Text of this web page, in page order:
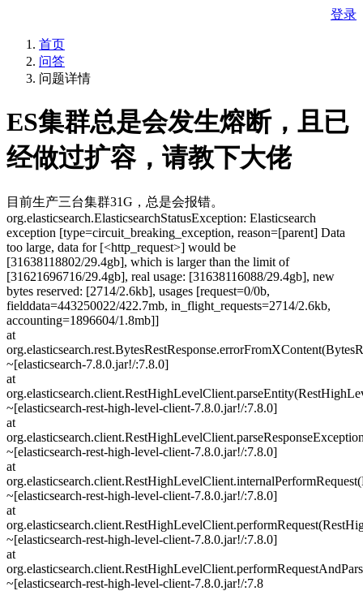
登录
首页
问答
问题详情
ES集群总是会发生熔断，且已
经做过扩容，请教下大佬
目前生产三台集群31G，总是会报错。
org.elasticsearch.ElasticsearchStatusException: Elasticsearch
exception [type=circuit_breaking_exception, reason=[parent] Data
too large, data for [<http_request>] would be
[31638118802/29.4gb], which is larger than the limit of
[31621696716/29.4gb], real usage: [31638116088/29.4gb], new
bytes reserved: [2714/2.6kb], usages [request=0/0b,
fielddata=443250022/422.7mb, in_flight_requests=2714/2.6kb,
accounting=1896604/1.8mb]]
at
~[elasticsearch-7.8.0.jar!/:7.8.0]
at
~[elasticsearch-rest-high-level-client-7.8.0.jar!/:7.8.0]
at
~[elasticsearch-rest-high-level-client-7.8.0.jar!/:7.8.0]
at
~[elasticsearch-rest-high-level-client-7.8.0.jar!/:7.8.0]
at
~[elasticsearch-rest-high-level-client-7.8.0.jar!/:7.8.0]
at
~[elasticsearch-rest-high-level-client-7.8.0.jar!/:7.8